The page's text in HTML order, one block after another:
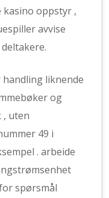
oppstyr ,
avvise
liknende
og
, uten
49 i
. arbeide
spørsmål